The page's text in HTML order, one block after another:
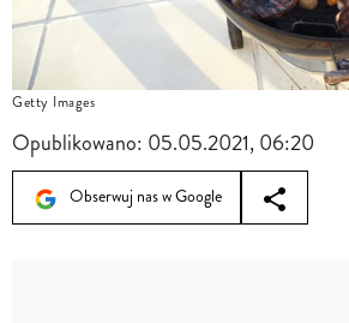
Getty Images
Opublikowano: 05.05.2021, 06:20
Obserwuj nas w Google